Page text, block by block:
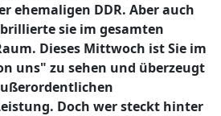
ehemaligen DDR. Aber auch
sie im gesamten
Dieses Mittwoch ist Sie im
uns" zu sehen und überzeugt
Doch wer steckt hinter